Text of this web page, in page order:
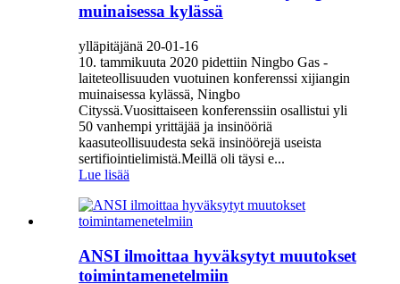
muinaisessa kylässä
ylläpitäjänä 20-01-16
10. tammikuuta 2020 pidettiin Ningbo Gas -
laiteteollisuuden vuotuinen konferenssi xijiangin
muinaisessa kylässä, Ningbo
Cityssä.Vuosittaiseen konferenssiin osallistui yli
50 vanhempi yrittäjää ja insinööriä
kaasuteollisuudesta sekä insinöörejä useista
sertifiointielimistä.Meillä oli täysi e...
Lue lisää
ANSI ilmoittaa hyväksytyt muutokset
toimintamenetelmiin